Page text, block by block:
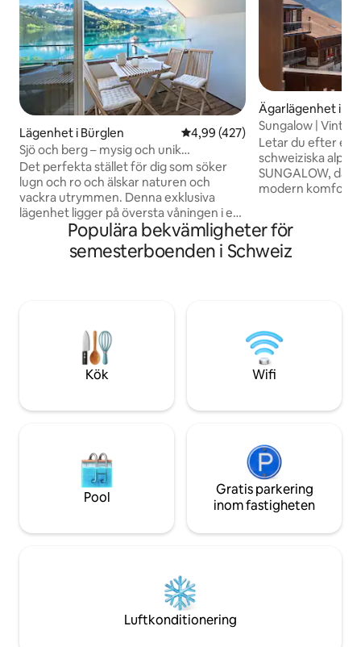
Lägenhet i Bürglen 4,99 av 5 i genomsnittligt
4,99 (427)
Sjö och berg – mysig och unik
vindsvåning
Det perfekta stället för dig som söker
lugn och ro och älskar naturen och
vackra utrymmen. Denna exklusiva
lägenhet ligger på översta våningen i en
helt renoverad fristående bondgård.
Vandring eller skidåkning... shopping
eller sightseeing i Luzern eller
eller din perfekta smekmånad. 4
Mountainbikes (delade)
Luftkonditionering (sommar)
Ägarlägenhet i
Sungalow |
panoramautsikt
Letar du efter en
schweiziska
SUNGALOW, där
modern komfort. Nyrenoverad 2024,
eleganta
med utsikt över
Eiger, Mönch och
parkering, en
Populära bekvämligheter för
semesterboenden i Schweiz
Kök Wifi
Pool
Gratis parkering
inom fastigheten
Luftkonditionering